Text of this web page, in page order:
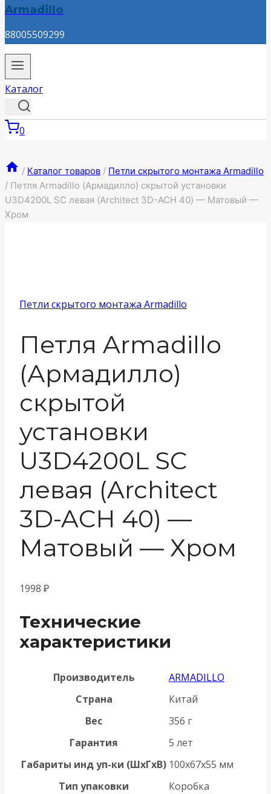
Armadillo
88005509299
Каталог
0
/ Каталог товаров / Петли скрытого монтажа Armadillo
/ Петля Armadillo (Армадилло) скрытой установки
U3D4200L SC левая (Architect 3D-ACH 40) — Матовый —
Хром
Петли скрытого монтажа Armadillo
Петля Armadillo
(Армадилло)
скрытой
установки
U3D4200L SC
левая (Architect
3D-ACH 40) —
Матовый — Хром
1998 ₽
Технические
характеристики
Производитель
ARMADILLO
Страна
Китай
Вес
356 г
Гарантия
5 лет
Габариты инд уп-ки (ШхГхВ) 100x67x55 мм
Тип упаковки
Коробка